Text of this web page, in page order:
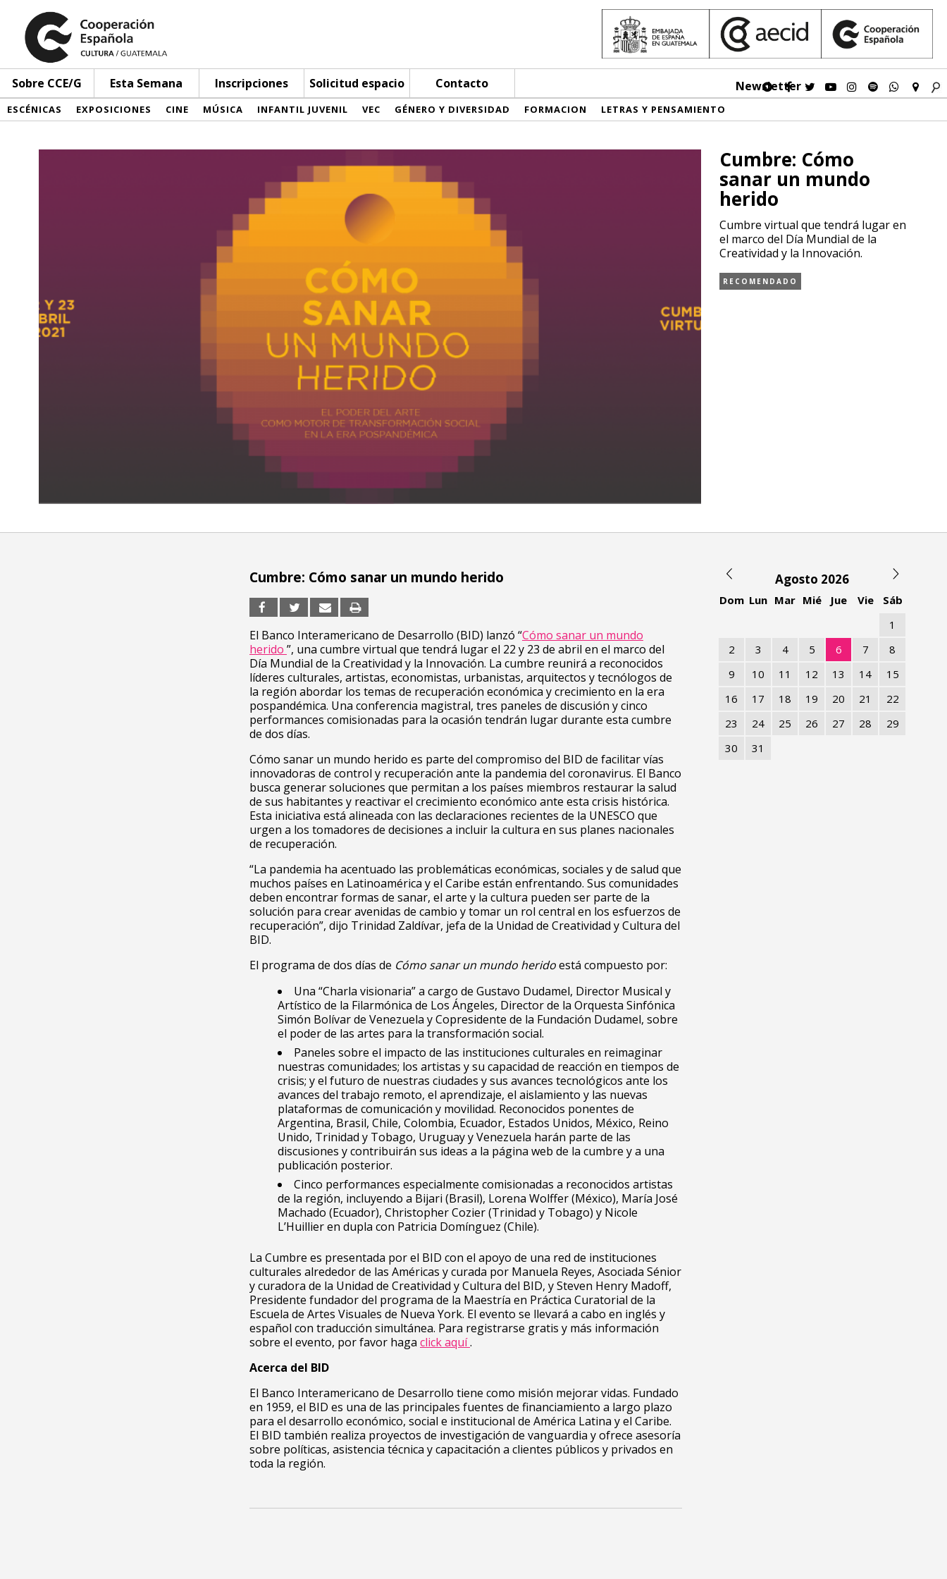
Sobre CCE/G Esta Semana Inscripciones Solicitud espacio Contacto Newsletter
ESCÉNICAS EXPOSICIONES CINE MÚSICA INFANTIL JUVENIL VEC GÉNERO Y DIVERSIDAD FORMACION LETRAS Y PENSAMIENTO
Cumbre: Cómo
sanar un mundo
herido
Cumbre virtual que tendrá lugar en
el marco del Día Mundial de la
Creatividad y la Innovación.
RECOMENDADO
Cumbre: Cómo sanar un mundo herido
El Banco Interamericano de Desarrollo (BID) lanzó “Cómo sanar un mundo
herido ”, una cumbre virtual que tendrá lugar el 22 y 23 de abril en el marco del
Día Mundial de la Creatividad y la Innovación. La cumbre reunirá a reconocidos
líderes culturales, artistas, economistas, urbanistas, arquitectos y tecnólogos de
la región abordar los temas de recuperación económica y crecimiento en la era
pospandémica. Una conferencia magistral, tres paneles de discusión y cinco
performances comisionadas para la ocasión tendrán lugar durante esta cumbre
de dos días.
Cómo sanar un mundo herido es parte del compromiso del BID de facilitar vías
innovadoras de control y recuperación ante la pandemia del coronavirus. El Banco
busca generar soluciones que permitan a los países miembros restaurar la salud
de sus habitantes y reactivar el crecimiento económico ante esta crisis histórica.
Esta iniciativa está alineada con las declaraciones recientes de la UNESCO que
urgen a los tomadores de decisiones a incluir la cultura en sus planes nacionales
de recuperación.
“La pandemia ha acentuado las problemáticas económicas, sociales y de salud que
muchos países en Latinoamérica y el Caribe están enfrentando. Sus comunidades
deben encontrar formas de sanar, el arte y la cultura pueden ser parte de la
solución para crear avenidas de cambio y tomar un rol central en los esfuerzos de
recuperación”, dijo Trinidad Zaldívar, jefa de la Unidad de Creatividad y Cultura del
BID.
El programa de dos días de Cómo sanar un mundo heridoestá compuesto por:
Una “Charla visionaria” a cargo de Gustavo Dudamel, Director Musical y
Artístico de la Filarmónica de Los Ángeles, Director de la Orquesta Sinfónica
Simón Bolívar de Venezuela y Copresidente de la Fundación Dudamel, sobre
el poder de las artes para la transformación social.
Paneles sobre el impacto de las instituciones culturales en reimaginar
nuestras comunidades; los artistas y su capacidad de reacción en tiempos de
crisis; y el futuro de nuestras ciudades y sus avances tecnológicos ante los
avances del trabajo remoto, el aprendizaje, el aislamiento y las nuevas
plataformas de comunicación y movilidad. Reconocidos ponentes de
Argentina, Brasil, Chile, Colombia, Ecuador, Estados Unidos, México, Reino
Unido, Trinidad y Tobago, Uruguay y Venezuela harán parte de las
discusiones y contribuirán sus ideas a la página web de la cumbre y a una
publicación posterior.
Cinco performances especialmente comisionadas a reconocidos artistas
de la región, incluyendo a Bijari (Brasil), Lorena Wolffer (México), María José
Machado (Ecuador), Christopher Cozier (Trinidad y Tobago) y Nicole
L’Huillier en dupla con Patricia Domínguez (Chile).
La Cumbre es presentada por el BID con el apoyo de una red de instituciones
culturales alrededor de las Américas y curada por Manuela Reyes, Asociada Sénior
y curadora de la Unidad de Creatividad y Cultura del BID, y Steven Henry Madoff,
Presidente fundador del programa de la Maestría en Práctica Curatorial de la
Escuela de Artes Visuales de Nueva York. El evento se llevará a cabo en inglés y
español con traducción simultánea. Para registrarse gratis y más información
sobre el evento, por favor haga click aquí.
Acerca del BID
El Banco Interamericano de Desarrollo tiene como misión mejorar vidas. Fundado
en 1959, el BID es una de las principales fuentes de financiamiento a largo plazo
para el desarrollo económico, social e institucional de América Latina y el Caribe.
El BID también realiza proyectos de investigación de vanguardia y ofrece asesoría
sobre políticas, asistencia técnica y capacitación a clientes públicos y privados en
toda la región.
Agosto 2026
Dom Lun Mar Mié Jue Vie
Sáb
1
2
3 4 5 6 7
8
9
10 11 12 13 14
15
16
17 18 19 20 21
22
23
24 25 26 27 28
29
30
31